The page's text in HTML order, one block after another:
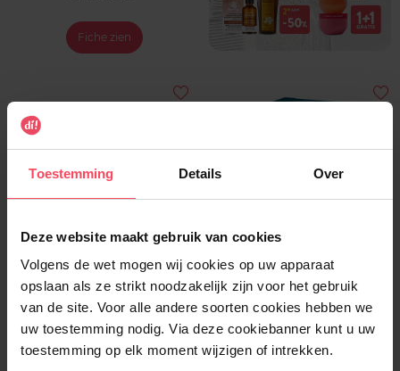
Toestemming Details Over
Deze website maakt gebruik van cookies
Volgens de wet mogen wij cookies op uw apparaat
opslaan als ze strikt noodzakelijk zijn voor het gebruik
van de site. Voor alle andere soorten cookies hebben we
uw toestemming nodig. Via deze cookiebanner kunt u uw
toestemming op elk moment wijzigen of intrekken.
Fiche zien
Botanische Dagcrème met
Groene Thee extract
Dagcrème
Fiche zien
onzuiverheden
Reinigingsborstel
Fiche zien